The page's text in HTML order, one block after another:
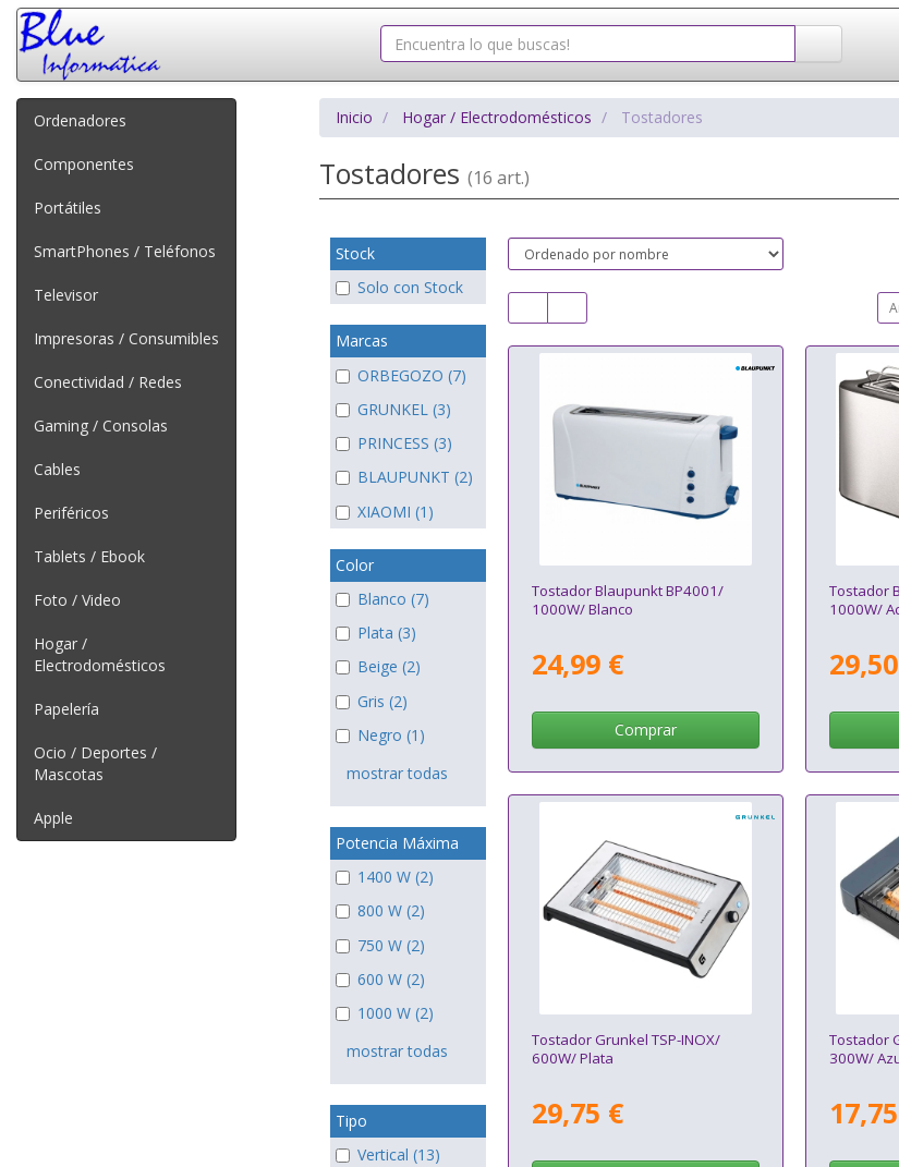
Ordenadores
Componentes
Portátiles
SmartPhones / Teléfonos
Televisor
Impresoras / Consumibles
Conectividad / Redes
Gaming / Consolas
Cables
Periféricos
Tablets / Ebook
Foto / Video
Hogar /
Electrodomésticos
Papelería
Ocio / Deportes /
Mascotas
Apple
Inicio Hogar / Electrodomésticos Tostadores
Tostadores (16 art.)
Stock
Solo con Stock
Marcas
ORBEGOZO (7)
GRUNKEL (3)
PRINCESS (3)
BLAUPUNKT (2)
XIAOMI (1)
Color
Blanco (7)
Plata (3)
Beige (2)
Gris (2)
Negro (1)
mostrar todas
Potencia Máxima
1400 W (2)
800 W (2)
750 W (2)
600 W (2)
1000 W (2)
mostrar todas
Tipo
Vertical (13)
Tostador Blaupunkt BP4001/
1000W/ Blanco
24,99 €
Comprar
Tostador
1000W/
Tostador Grunkel TSP-INOX/
600W/ Plata
29,75 €
Tostador
300W/